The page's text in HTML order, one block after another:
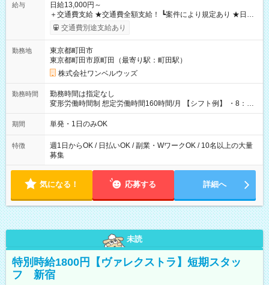
給与
日給13,000円～
＋交通費支給 ★交通費全額支給！ ┗案件により規定あり ★日払
いOK！（規定あり） ┗働いたその日に現金GET♪ お仕事後はコ
ンビニATMから 日払い分を引き落とせます！ 【試用期間】試
交通費別途支給あり
勤務地
東京都町田市
東京都町田市原町田（最寄り駅：町田駅）
株式会社ワンベルウッズ
勤務時間
勤務時間は指定なし
変形労働時間制 想定労働時間160時間/月 【シフト例】 ・8：00
～21：00
期間 単発・1日のみOK
特徴
週1日からOK / 日払いOK / 副業・WワークOK / 10名以上の大量
募集
気になる！ 応募する 詳細へ
未読
特別時給1800円【ヴァレクストラ】短期スタッ
フ 新宿